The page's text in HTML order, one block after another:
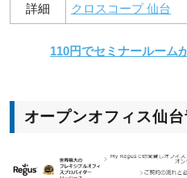
詳細 クロスコープ 仙台
110円でセミナールーム
オープンオフィス仙台